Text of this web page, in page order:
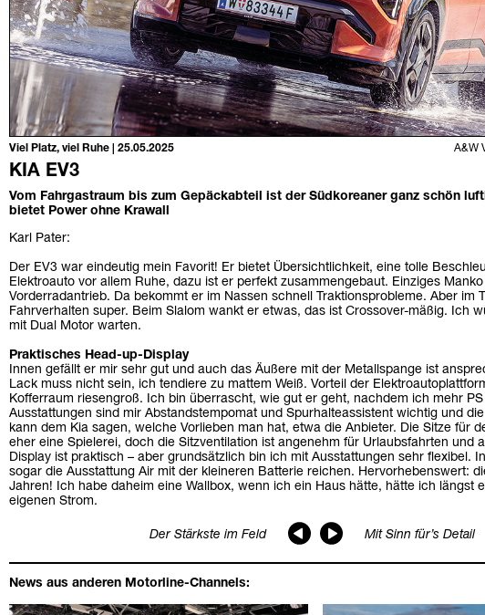
A&W
Viel Platz, viel Ruhe | 25.05.2025
KIA EV3
Vom Fahrgastraum bis zum Gepäckabteil ist der Südkoreaner ganz schön
bietet Power ohne Krawall
Karl Pater:
Der EV3 war eindeutig mein Favorit! Er bietet Übersichtlichkeit, eine tolle
Elektroauto vor allem Ruhe, dazu ist er perfekt zusammengebaut. Einziges
Vorderradantrieb. Da bekommt er im Nassen schnell Traktionsprobleme. Aber im
Fahrverhalten super. Beim Slalom wankt er etwas, das ist Crossover-mäßig. Ich
mit Dual Motor warten.
Praktisches Head-up-Display
Innen gefällt er mir sehr gut und auch das Äußere mit der Metallspange ist
Lack muss nicht sein, ich tendiere zu mattem Weiß. Vorteil der
Kofferraum riesengroß. Ich bin überrascht, wie gut er geht, nachdem ich mehr
Ausstattungen sind mir Abstandstempomat und Spurhalteassistent wichtig und
kann dem Kia sagen, welche Vorlieben man hat, etwa die Anbieter. Die Sitze für
eher eine Spielerei, doch die Sitzventilation ist angenehm für Urlaubsfahrten und
Display ist praktisch – aber grundsätzlich bin ich mit Ausstattungen sehr flexibel.
sogar die Ausstattung Air mit der kleineren Batterie reichen. Hervorhebenswert:
Jahren! Ich habe daheim eine Wallbox, wenn ich ein Haus hätte, hätte ich längst
eigenen Strom.
Der Stärkste im Feld Mit Sinn für’s Detail
News aus anderen Motorline-Channels: